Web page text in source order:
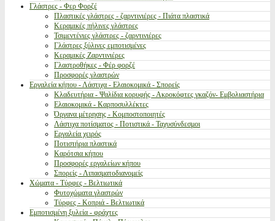
Γλάστρες - Φερ Φορζέ
Πλαστικές γλάστρες - ζαρντινιέρες - Πιάτα πλαστικά
Κεραμικές πήλινες γλάστρες
Τσιμεντένιες γλάστρες - ζαρντινιέρες
Γλάστρες ξύλινες εμποτισμένες
Κεραμικές Ζαρντινιέρες
Γλαστροθήκες - Φέρ φορζέ
Προσφορές γλαστρών
Εργαλεία κήπου - Λάστιχα - Ελαιοκομικά - Σπορείς
Κλαδευτήρια - Ψαλίδια κορυφής - Ακροκόφτες γκαζόν- Εμβολιαστήρια
Ελαιοκομικά - Καρποσυλλέκτες
Όργανα μέτρησης - Κομποστοποιητές
Λάστιχα ποτίσματος - Ποτιστικά - Ταχυσύνδεσμοι
Εργαλεία χειρός
Ποτιστήρια πλαστικά
Καρότσια κήπου
Προσφορές εργαλείων κήπου
Σπορείς - Λιπασματοδιανομείς
Χώματα - Τύρφες - Βελτιωτικά
Φυτοχώματα γλαστρών
Τύρφες - Κοπριά - Βελτιωτικά
Εμποτισμένη ξυλεία - φράχτες